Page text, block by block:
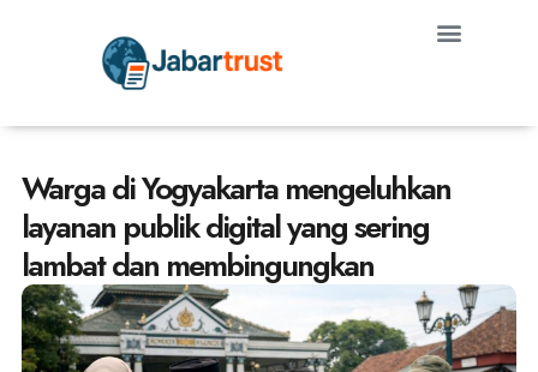
Warga di Yogyakarta mengeluhkan
layanan publik digital yang sering
lambat dan membingungkan